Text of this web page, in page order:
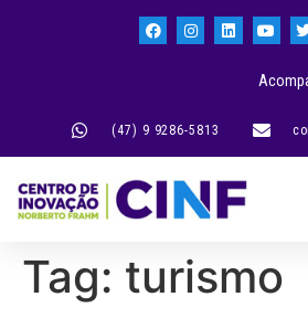
(47) 9 9286-5813
Tag: turismo